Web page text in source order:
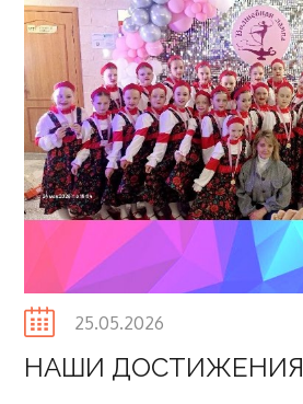
Posted
25.05.2026
НАШИ ДОСТИЖЕНИЯ⁣